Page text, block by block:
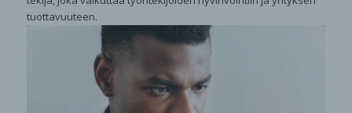
tuottavuuteen.